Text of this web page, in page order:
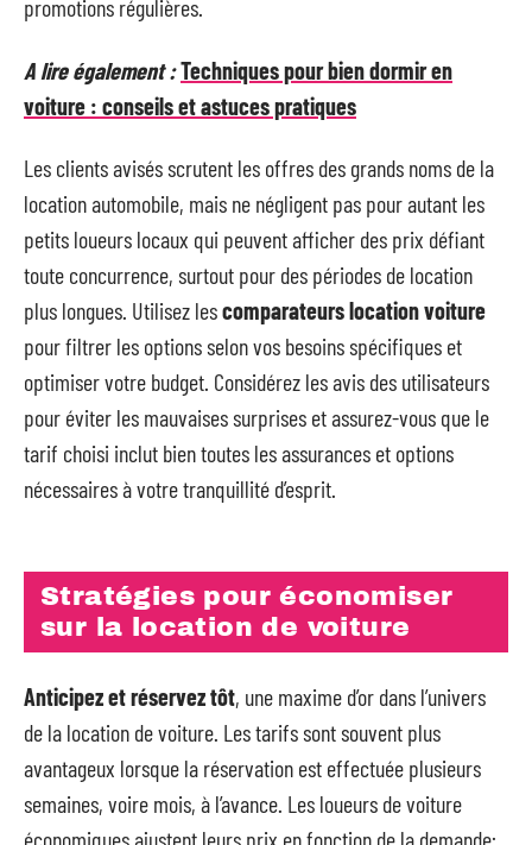
promotions régulières.
A lire également :Techniques pour bien dormir en
voiture : conseils et astuces pratiques
Les clients avisés scrutent les offres des grands noms de la
location automobile, mais ne négligent pas pour autant les
petits loueurs locaux qui peuvent afficher des prix défiant
toute concurrence, surtout pour des périodes de location
plus longues. Utilisez lescomparateurs location voiture
pour filtrer les options selon vos besoins spécifiques et
optimiser votre budget. Considérez les avis des utilisateurs
pour éviter les mauvaises surprises et assurez-vous que le
tarif choisi inclut bien toutes les assurances et options
nécessaires à votre tranquillité d’esprit.
Stratégies pour économiser
sur la location de voiture
Anticipez et réservez tôt, une maxime d’or dans l’univers
de la location de voiture. Les tarifs sont souvent plus
avantageux lorsque la réservation est effectuée plusieurs
semaines, voire mois, à l’avance. Les loueurs de voiture
économiques ajustent leurs prix en fonction de la demande;